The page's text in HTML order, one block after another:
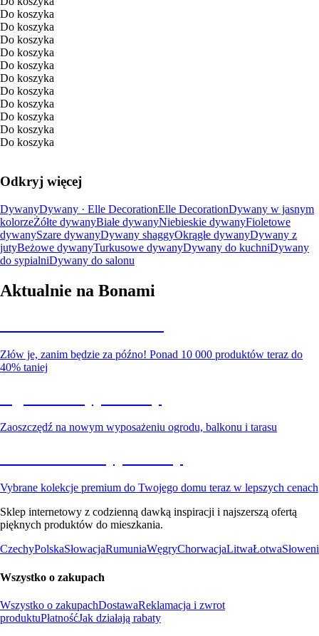
Do koszyka
Do koszyka
Do koszyka
Do koszyka
Do koszyka
Do koszyka
Do koszyka
Do koszyka
Do koszyka
Do koszyka
Do koszyka
Odkryj więcej
DywanyDywany · Elle DecorationElle DecorationDywany w jasnym
kolorzeŻółte dywanyBiałe dywanyNiebieskie dywanyFioletowe
dywanySzare dywanyDywany shaggyOkrągłe dywanyDywany z
jutyBeżowe dywanyTurkusowe dywanyDywany do kuchniDywany
do sypialniDywany do salonu
Aktualnie na Bonami
Złów je, zanim będzie za późno! Ponad 10 000 produktów teraz do
40% taniej
Zaoszczędź na nowym wyposażeniu ogrodu, balkonu i tarasu
Vybrane kolekcje premium do Twojego domu teraz w lepszych cenach
Sklep internetowy z codzienną dawką inspiracji i najszerszą ofertą
pięknych produktów do mieszkania.
CzechyPolskaSłowacjaRumuniaWęgryChorwacjaLitwaŁotwa
Wszystko o zakupach
Wszystko o zakupachDostawaReklamacja i zwrot
produktuPłatnośćJak działają rabaty